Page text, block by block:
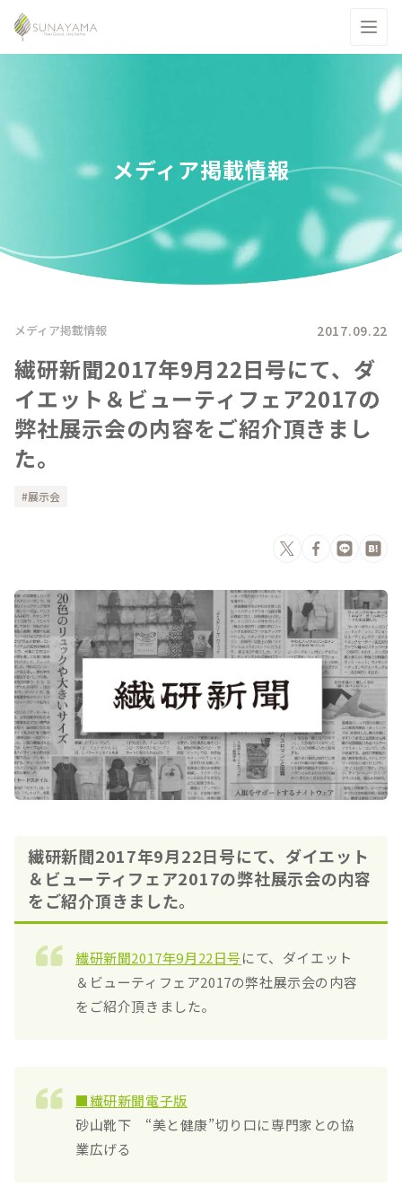
メディア掲載情報
メディア掲載情報 2017.09.22
繊研新聞2017年9月22日号にて、ダ
イエット＆ビューティフェア2017の
弊社展示会の内容をご紹介頂きまし
た。
展示会
繊研新聞2017年9月22日号にて、ダイエット
＆ビューティフェア2017の弊社展示会の内容
をご紹介頂きました。
繊研新聞2017年9月22日号にて、ダイエット
＆ビューティフェア2017の弊社展示会の内容
をご紹介頂きました。
■繊研新聞電子版
砂山靴下 “美と健康”切り口に専門家との協
業広げる